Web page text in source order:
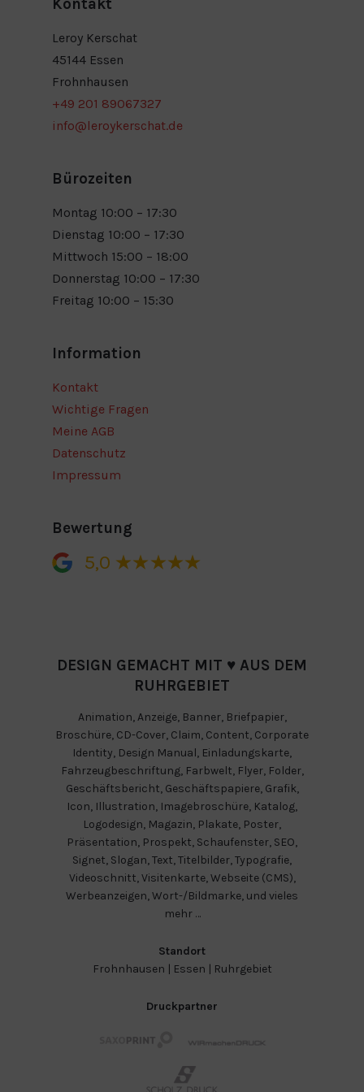
Kontakt
Leroy Kerschat
45144 Essen
Frohnhausen
+49 201 89067327
info@leroykerschat.de
Bürozeiten
Montag 10:00 – 17:30
Dienstag 10:00 – 17:30
Mittwoch 15:00 – 18:00
Donnerstag 10:00 – 17:30
Freitag 10:00 – 15:30
Information
Kontakt
Wichtige Fragen
Meine AGB
Datenschutz
Impressum
Bewertung
5,0
DESIGN GEMACHT MIT ♥ AUS DEM
RUHRGEBIET
Animation,Anzeige, Banner, Briefpapier,
Broschüre, CD-Cover, Claim, Content, Corporate
Identity, Design Manual, Einladungskarte,
Fahrzeugbeschriftung, Farbwelt, Flyer, Folder,
Geschäftsbericht, Geschäftspapiere, Grafik,
Icon, Illustration, Imagebroschüre, Katalog,
Logodesign, Magazin, Plakate, Poster,
Präsentation, Prospekt, Schaufenster, SEO,
Signet, Slogan,Text,Titelbilder,Typografie,
Videoschnitt,Visitenkarte,Webseite (CMS),
Werbeanzeigen,Wort-/Bildmarke, und vieles
mehr …
Standort
Frohnhausen | Essen | Ruhrgebiet
Druckpartner